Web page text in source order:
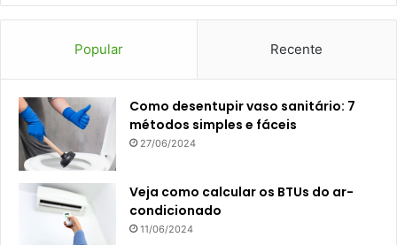
Popular Recente
Como desentupir vaso sanitário: 7
métodos simples e fáceis
27/06/2024
Veja como calcular os BTUs do ar-
condicionado
11/06/2024